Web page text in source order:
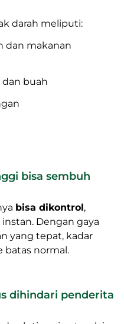
darah meliputi:
dan makanan
buah
bisa sembuh
bisa dikontrol,
Dengan gaya
yang tepat, kadar
batas normal.
dihindari penderita